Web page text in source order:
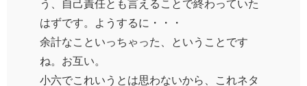
う、自己責任とも言えることで終わっていた
はずです。ようするに・・・
余計なこといっちゃった、ということです
ね。お互い。
小六でこれいうとは思わないから、これネタ